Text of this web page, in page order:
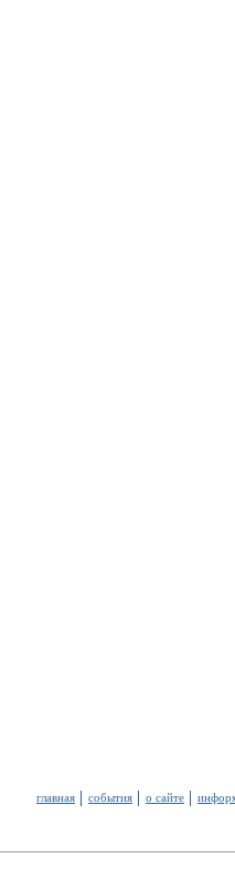
главная события о сайте